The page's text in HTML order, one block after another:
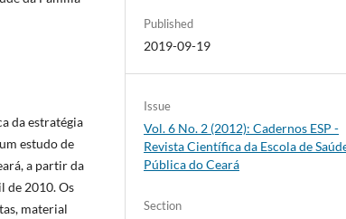
da estratégia
estudo de
a partir da
de 2010. Os
material
Published
2019-09-19
Issue
Vol. 6 No. 2 (2012): Cadernos ESP -
Revista Cientí­fica da Escola de
Pública do Ceará
Section